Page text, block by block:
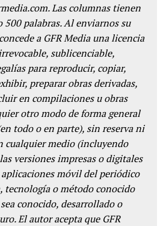
Las columnas tienen
500 palabras. Al enviarnos su
a GFR Media una licencia
sublicenciable,
para reproducir, copiar,
preparar obras derivadas,
en compilaciones u obras
otro modo de forma general
todo o en parte), sin reserva ni
cualquier medio (incluyendo
versiones impresas o digitales
móvil del periódico
tecnología o método conocido
conocido, desarrollado o
El autor acepta que GFR